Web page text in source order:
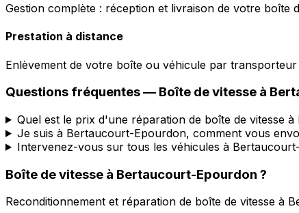
Gestion complète : réception et livraison de votre boîte
Prestation à distance
Enlèvement de votre boîte ou véhicule par
Questions fréquentes — Boîte de vitesse à
Quel est le prix d'une réparation de boîte de vitesse
Je suis à Bertaucourt-Epourdon, comment vous
Intervenez-vous sur tous les véhicules à
Boîte de vitesse à Bertaucourt-Epourdon ?
Reconditionnement et réparation de boîte de vitesse à